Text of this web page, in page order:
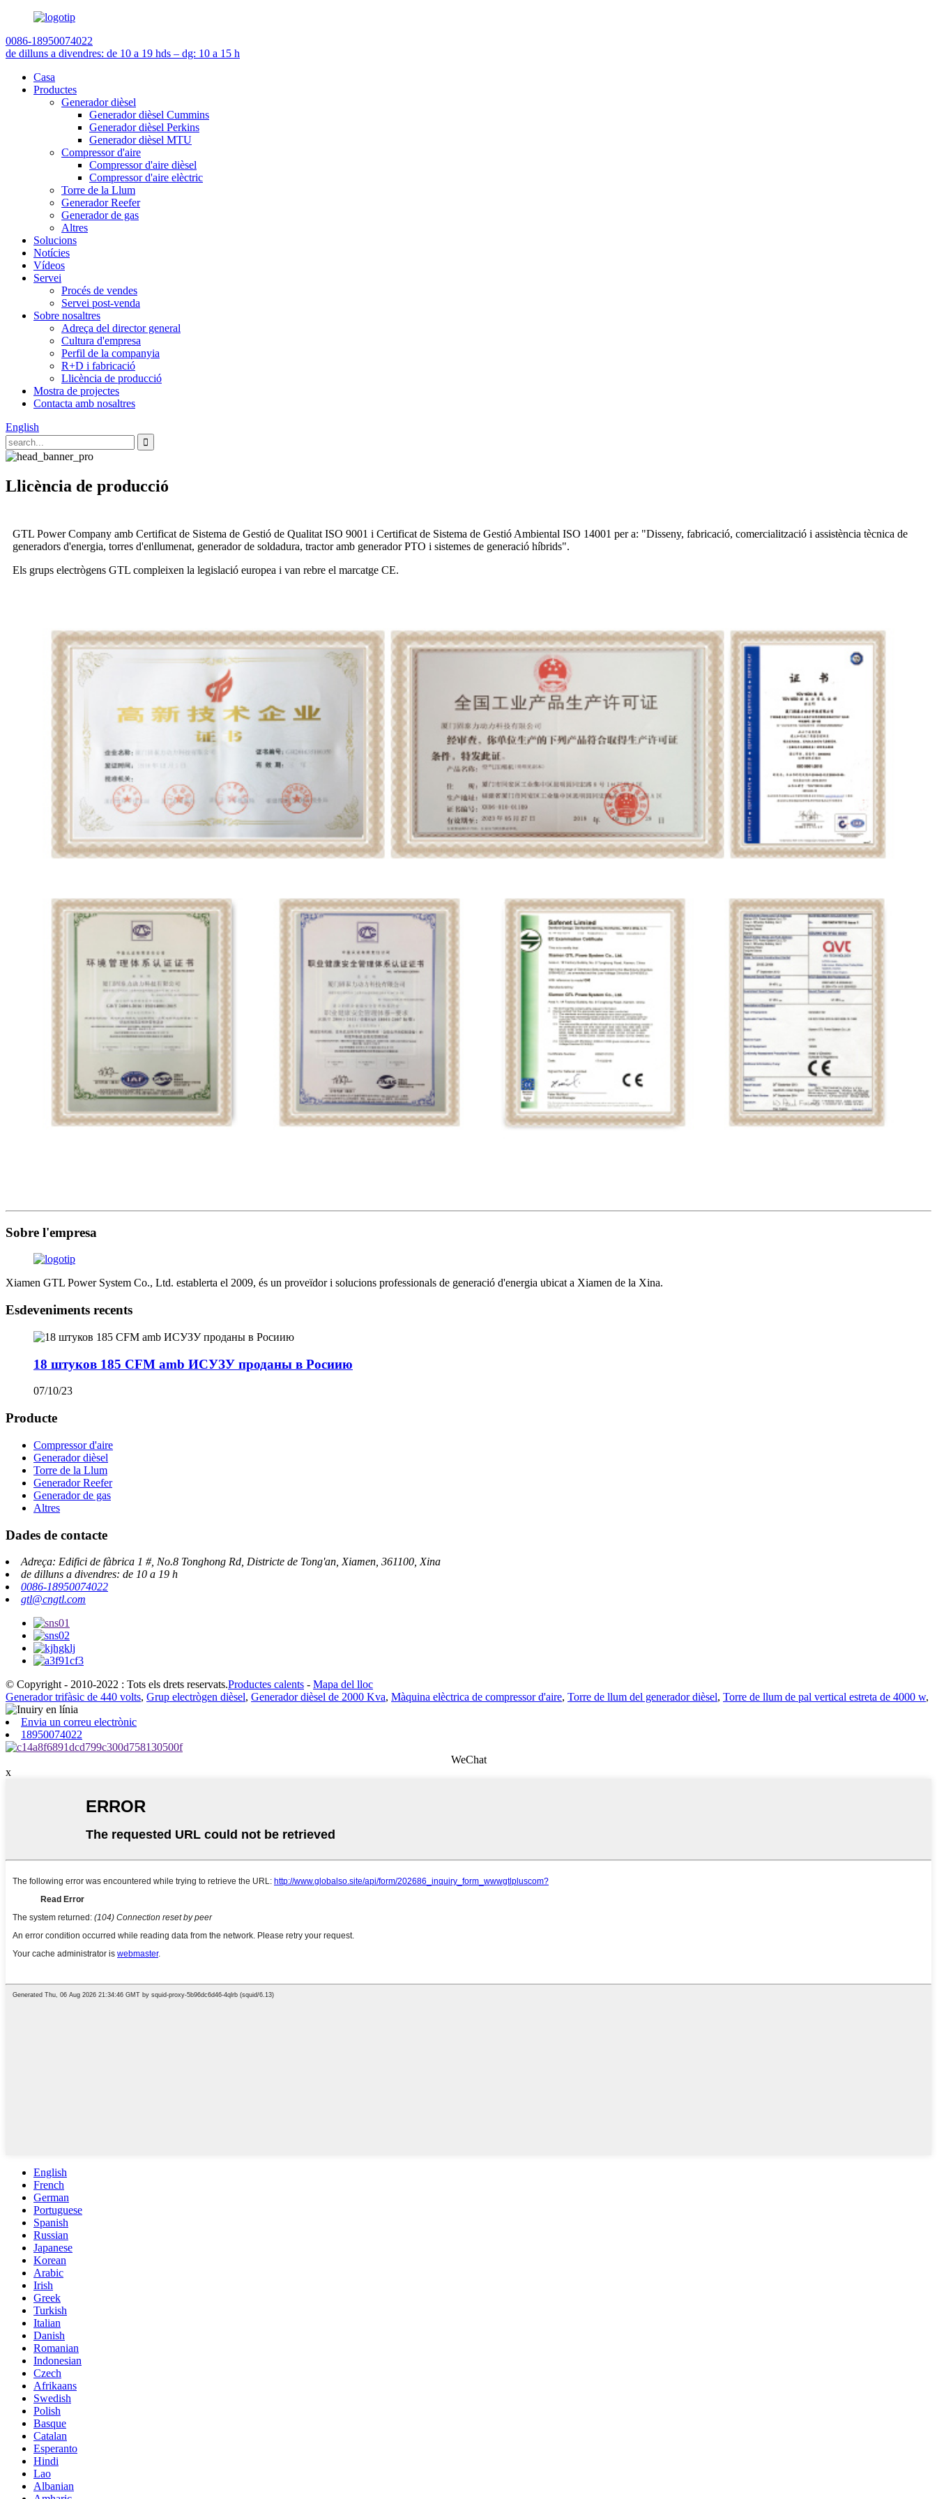
0086-18950074022
de dilluns a divendres: de 10 a 19 hds – dg: 10 a 15 h
Casa
Productes
Generador dièsel
Generador dièsel Cummins
Generador dièsel Perkins
Generador dièsel MTU
Compressor d'aire
Compressor d'aire dièsel
Compressor d'aire elèctric
Torre de la Llum
Generador Reefer
Generador de gas
Altres
Solucions
Notícies
Vídeos
Servei
Procés de vendes
Servei post-venda
Sobre nosaltres
Adreça del director general
Cultura d'empresa
Perfil de la companyia
R+D i fabricació
Llicència de producció
Mostra de projectes
Contacta amb nosaltres
English
Llicència de producció
GTL Power Company amb Certificat de Sistema de Gestió de Qualitat ISO 9001 i Certificat de Sistema de Gestió Ambiental ISO 14001 per a: "Disseny, fabricació, comercialització i assistència tècnica de
generadors d'energia, torres d'enllumenat, generador de soldadura, tractor amb generador PTO i sistemes de generació híbrids".
Els grups electrògens GTL compleixen la legislació europea i van rebre el marcatge CE.
Sobre l'empresa
Xiamen GTL Power System Co., Ltd. establerta el 2009, és un proveïdor i solucions professionals de generació d'energia ubicat a Xiamen de la Xina.
Esdeveniments recents
18 штуков 185 CFM amb ИСУЗУ проданы в Росиию
07/10/23
Producte
Compressor d'aire
Generador dièsel
Torre de la Llum
Generador Reefer
Generador de gas
Altres
Dades de contacte
Adreça: Edifici de fàbrica 1 #, No.8 Tonghong Rd, Districte de Tong'an, Xiamen, 361100, Xina
de dilluns a divendres: de 10 a 19 h
0086-18950074022
gtl@cngtl.com
© Copyright - 2010-2022 : Tots els drets reservats.Productes calents - Mapa del lloc
Generador trifàsic de 440 volts, Grup electrògen dièsel, Generador dièsel de 2000 Kva, Màquina elèctrica de compressor d'aire, Torre de llum del generador dièsel, Torre de llum de pal vertical estreta de 4000 w,
Envia un correu electrònic
18950074022
WeChat
x
English
French
German
Portuguese
Spanish
Russian
Japanese
Korean
Arabic
Irish
Greek
Turkish
Italian
Danish
Romanian
Indonesian
Czech
Afrikaans
Swedish
Polish
Basque
Catalan
Esperanto
Hindi
Lao
Albanian